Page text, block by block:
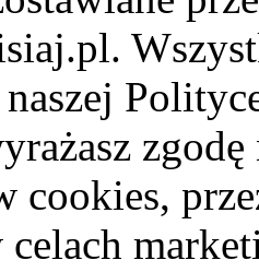
cookies,